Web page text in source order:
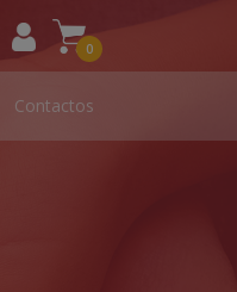
0
Contactos